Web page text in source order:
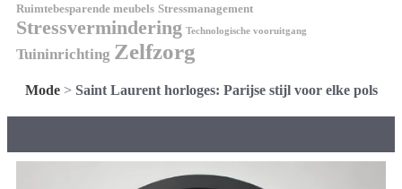
Ruimtebesparende meubels Stressmanagement
Stressvermindering Technologische vooruitgang
Tuininrichting Zelfzorg
Mode> Saint Laurent horloges: Parijse stijl voor elke pols